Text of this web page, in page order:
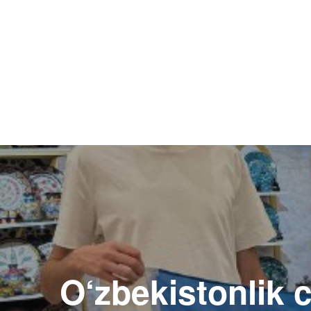
Навигация
по
записям
O‘zbekistonlik